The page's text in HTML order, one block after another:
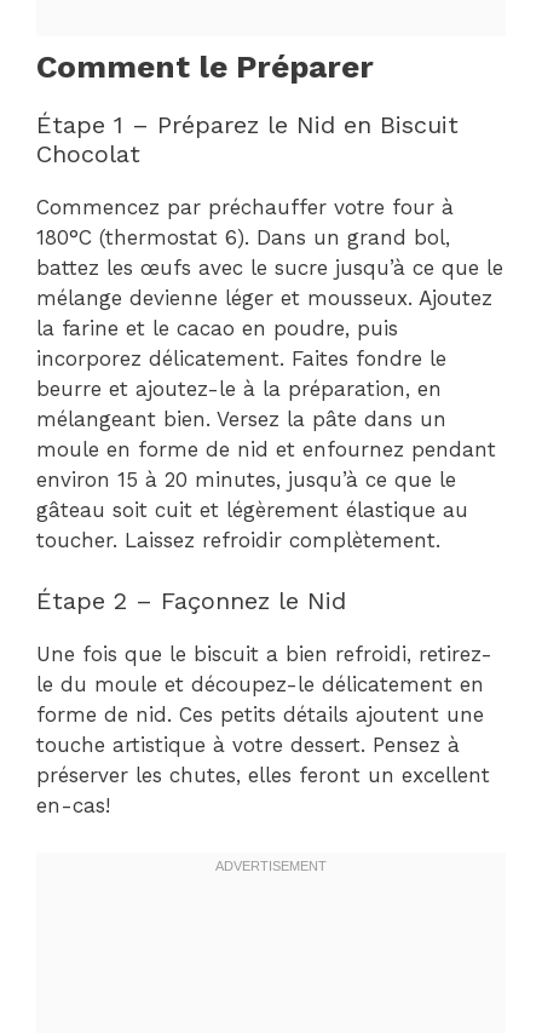
Comment le Préparer
Étape 1 – Préparez le Nid en Biscuit
Chocolat
Commencez par préchauffer votre four à
180°C (thermostat 6). Dans un grand bol,
battez les œufs avec le sucre jusqu’à ce que le
mélange devienne léger et mousseux. Ajoutez
la farine et le cacao en poudre, puis
incorporez délicatement. Faites fondre le
beurre et ajoutez-le à la préparation, en
mélangeant bien. Versez la pâte dans un
moule en forme de nid et enfournez pendant
environ 15 à 20 minutes, jusqu’à ce que le
gâteau soit cuit et légèrement élastique au
toucher. Laissez refroidir complètement.
Étape 2 – Façonnez le Nid
Une fois que le biscuit a bien refroidi, retirez-
le du moule et découpez-le délicatement en
forme de nid. Ces petits détails ajoutent une
touche artistique à votre dessert. Pensez à
préserver les chutes, elles feront un excellent
en-cas!